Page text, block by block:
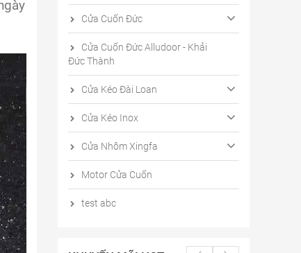
Cửa Cuốn Đức
Cửa Cuốn Đức Alludoor - Khải
Đức Thành
Cửa Kéo Đài Loan
Cửa Kéo Inox
Cửa Nhôm Xingfa
Motor Cửa Cuốn
test abc